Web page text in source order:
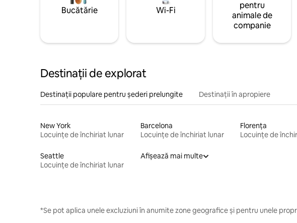
Bucătărie Wi-Fi
pentru
animale de
companie
Destinații de explorat
Destinații populare pentru șederi prelungite Destinații în apropiere
New York
Locuințe de închiriat lunar
Barcelona
Locuințe de închiriat lunar
Florența
Locuințe de
Seattle
Locuințe de închiriat lunar
Afișează mai multe
*Se pot aplica unele excluziuni în anumite zone geografice și pentru unele